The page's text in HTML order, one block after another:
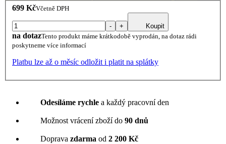
699 KčVčetně DPH
- + Koupit
na dotazTento produkt máme krátkodobě vyprodán, na dotaz rádi
poskytneme více informací
Platbu lze až o měsíc odložit i platit na splátky
Odesíláme rychle a každý pracovní den
Možnost vrácení zboží do 90 dnů
Doprava zdarma od 2 200 Kč